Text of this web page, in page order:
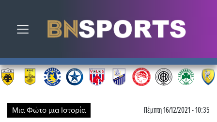
Toggle navigation
Μια Φώτο μια Ιστορία Πέμπτη 16/12/2021 - 10:35